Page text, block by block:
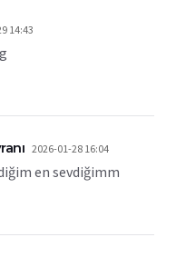
14:43
2026-01-28 16:04
en sevdiğimm